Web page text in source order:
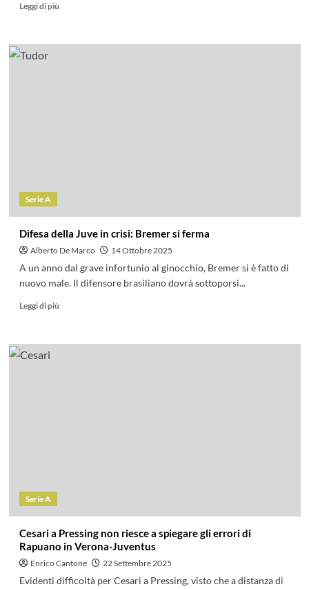
Leggi di più
Serie A
Difesa della Juve in crisi: Bremer si ferma
Alberto De Marco 14 Ottobre 2025
A un anno dal grave infortunio al ginocchio, Bremer si è fatto di
nuovo male. Il difensore brasiliano dovrà sottoporsi...
Leggi di più
Serie A
Cesari a Pressing non riesce a spiegare gli errori di
Rapuano in Verona-Juventus
Enrico Cantone 22 Settembre 2025
Evidenti difficoltà per Cesari a Pressing, visto che a distanza di